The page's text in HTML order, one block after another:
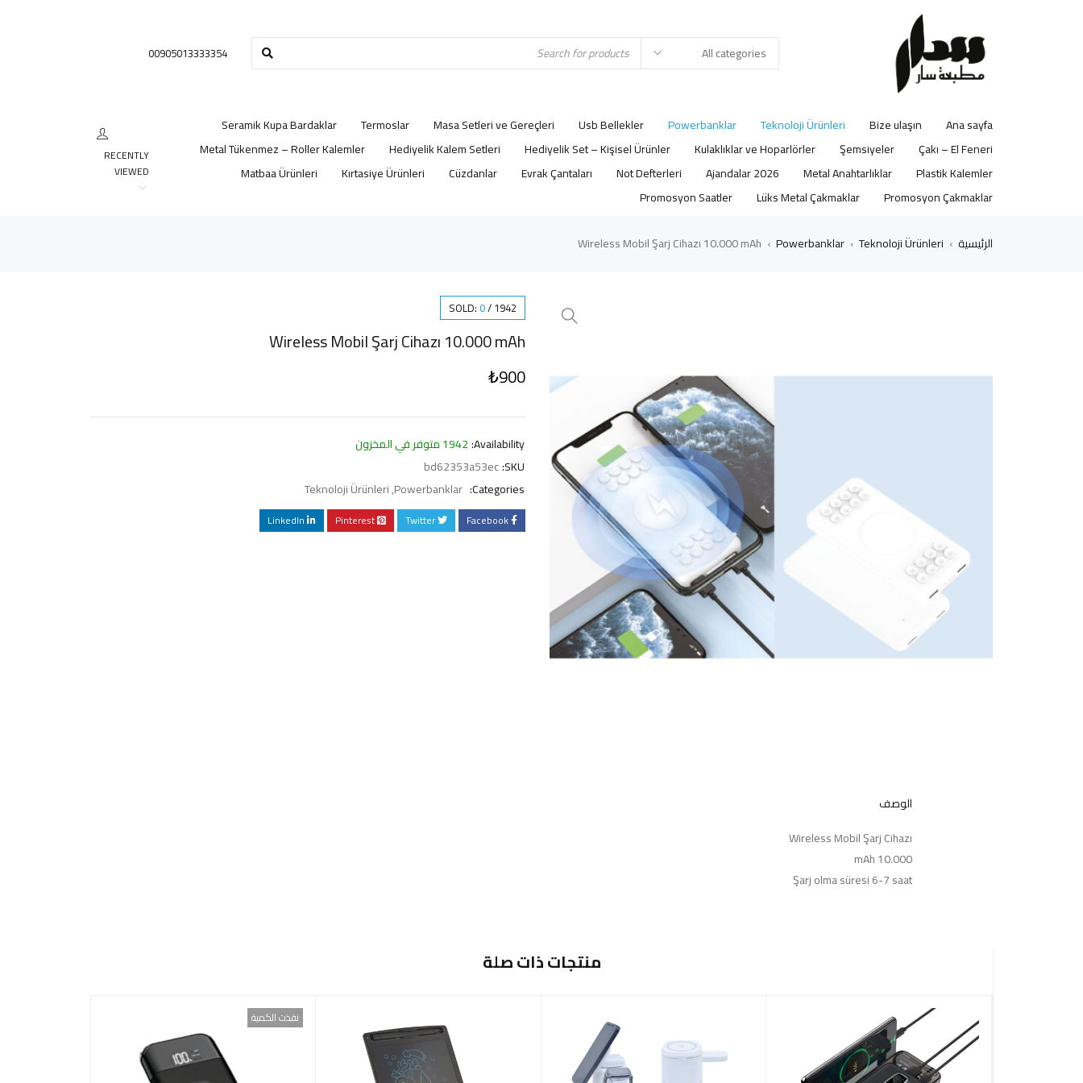
00905013333354
Ana sayfa
Bize ulaşın
Teknoloji Ürünleri
Powerbanklar
Usb Bellekler
Masa Setleri ve Gereçleri
Termoslar
Seramik Kupa Bardaklar
Çakı – El Feneri
Şemsiyeler
Kulaklıklar ve Hoparlörler
Hediyelik Set – Kişisel Ürünler
Hediyelik Kalem Setleri
Metal Tükenmez – Roller Kalemler
Plastik Kalemler
Metal Anahtarlıklar
2026 Ajandalar
Not Defterleri
Evrak Çantaları
Cüzdanlar
Kırtasiye Ürünleri
Matbaa Ürünleri
Promosyon Çakmaklar
Lüks Metal Çakmaklar
Promosyon Saatler
RECENTLY
VIEWED
الرئيسية ›
Teknoloji Ürünleri
›
Powerbanklar
›
Wireless Mobil Şarj Cihazı 10.000 mAh
SOLD: 0/1942
Wireless Mobil Şarj Cihazı 10.000 mAh
₺900
Availability: 1942 متوفر في المخزون
SKU:
bd62353a53ec
Categories:
Powerbanklar
,
Teknoloji Ürünleri
Facebook
Twitter
Pinterest
LinkedIn
الوصف
Wireless Mobil Şarj Cihazı
10.000 mAh
Şarj olma süresi 6-7 saat
منتجات ذات صلة
نفذت الكمية